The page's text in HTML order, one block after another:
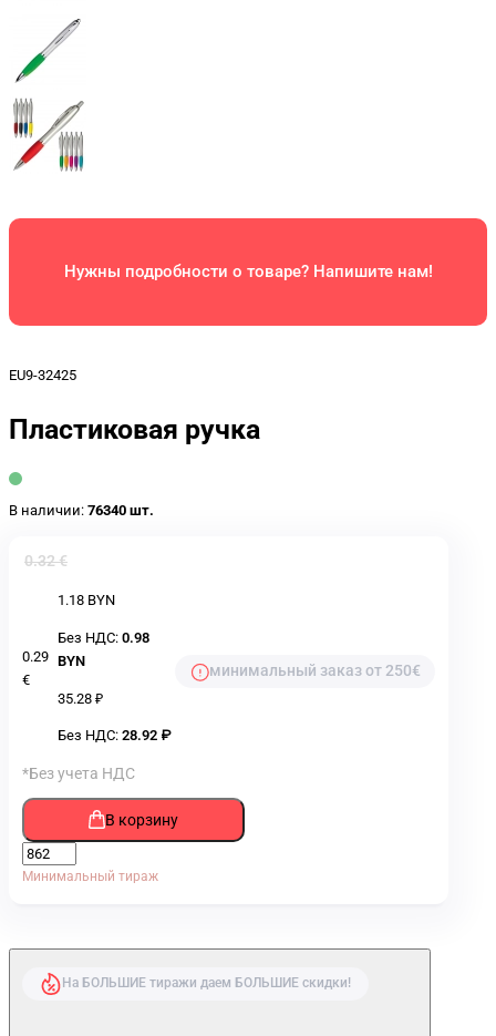
Нужны подробности о товаре? Напишите нам!
EU9-32425
Пластиковая ручка
В наличии: 76340 шт.
0.29
€
1.18 BYN
Без НДС:0.98
BYN
35.28 ₽
Без НДС:28.92 ₽
минимальный заказ от 250€
0.32 €
*Без учета НДС
В корзину
Минимальный тираж
На БОЛЬШИЕ тиражи даем БОЛЬШИЕ скидки!